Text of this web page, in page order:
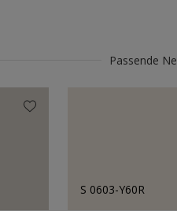
Passende
S 0603-Y60R